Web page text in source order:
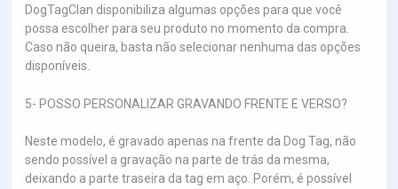
DogTagClan disponibiliza algumas opções para que você
possa escolher para seu produto no momento da compra.
Caso não queira, basta não selecionar nenhuma das opções
disponíveis.
5- POSSO PERSONALIZAR GRAVANDO FRENTE E VERSO?
Neste modelo, é gravado apenas na frente da Dog Tag, não
sendo possível a gravação na parte de trás da mesma,
deixando a parte traseira da tag em aço. Porém, é possível